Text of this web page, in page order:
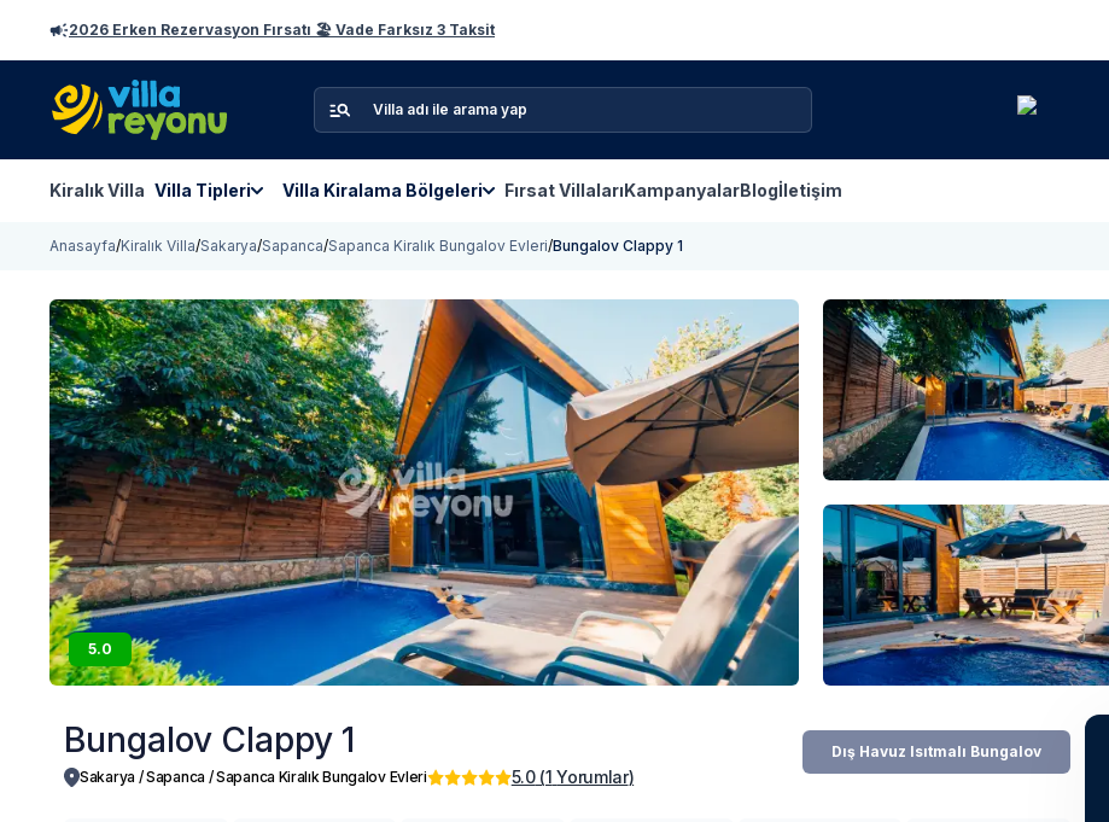
2026 Erken Rezervasyon Fırsatı 🏖️ Vade Farksız 3 Taksit
Kiralık Villa Villa Tipleri Villa Kiralama Bölgeleri Fırsat VillalarıKampanyalarBlogİletişim
Anasayfa/Kiralık Villa/Sakarya/Sapanca/Sapanca Kiralık Bungalov Evleri/Bungalov Clappy 1
5.0
Bungalov Clappy 1
Sakarya / Sapanca /Sapanca Kiralık Bungalov Evleri 5.0(1 Yorumlar)
Dış Havuz Isıtmalı Bungalov